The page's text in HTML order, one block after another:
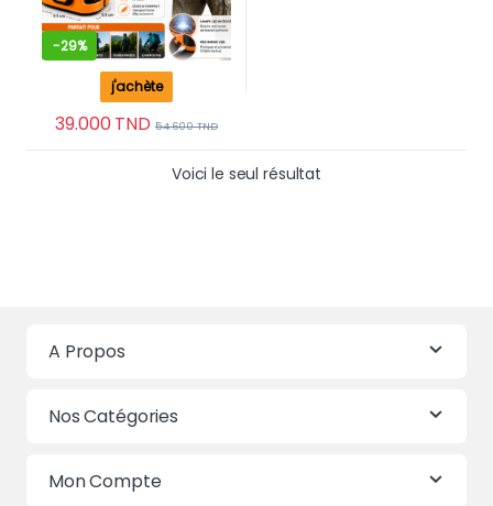
-29%
39.000TND 54.600TND
j'achète
Voici le seul résultat
A Propos
Nos Catégories
Mon Compte